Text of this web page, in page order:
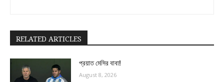
RELATED ARTICLES
প্রয়াত মেসির বাবা!
August 8, 2026